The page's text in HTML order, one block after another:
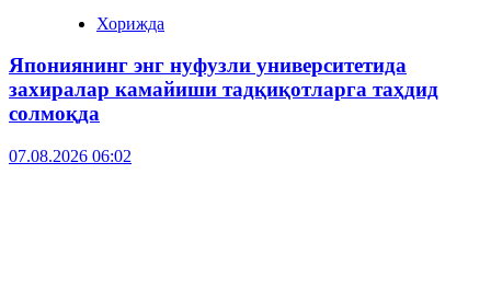
Хорижда
Япониянинг энг нуфузли университетида
захиралар камайиши тадқиқотларга таҳдид
солмоқда
07.08.2026 06:02